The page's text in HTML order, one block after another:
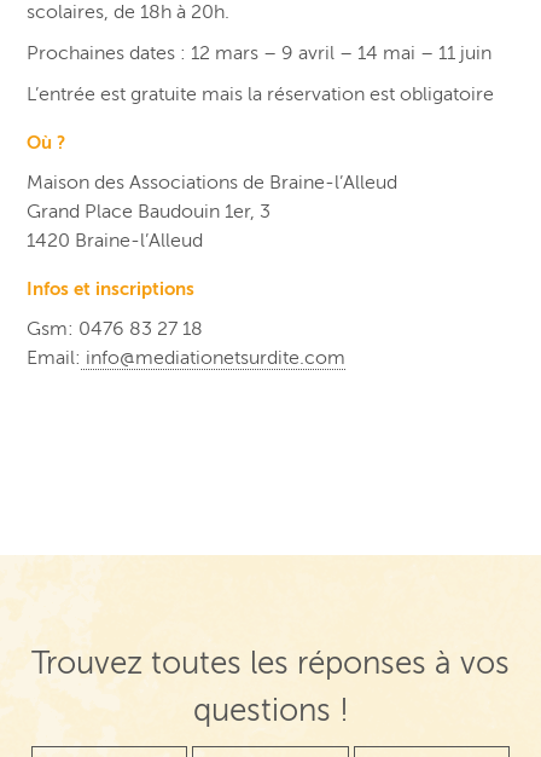
scolaires, de 18h à 20h.
Prochaines dates : 12 mars – 9 avril – 14 mai – 11 juin
L’entrée est gratuite mais la réservation est obligatoire
Où ?
Maison des Associations de Braine-l’Alleud
Grand Place Baudouin 1er, 3
1420 Braine-l’Alleud
Infos et inscriptions
Gsm: 0476 83 27 18
Email: info@mediationetsurdite.com
Trouvez toutes les réponses à vos
questions !